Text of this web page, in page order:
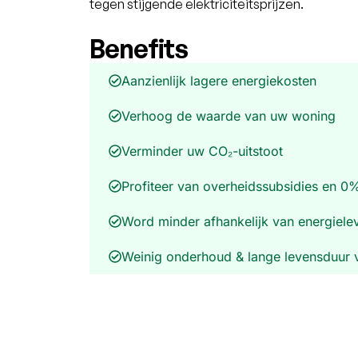
tegen stijgende elektriciteitsprijzen.
Benefits
Aanzienlijk lagere energiekosten
Verhoog de waarde van uw woning
Verminder uw CO₂-uitstoot
Profiteer van overheids­s­ubsidies en
Word minder afhankelijk van
Weinig onderhoud & lange levensduur